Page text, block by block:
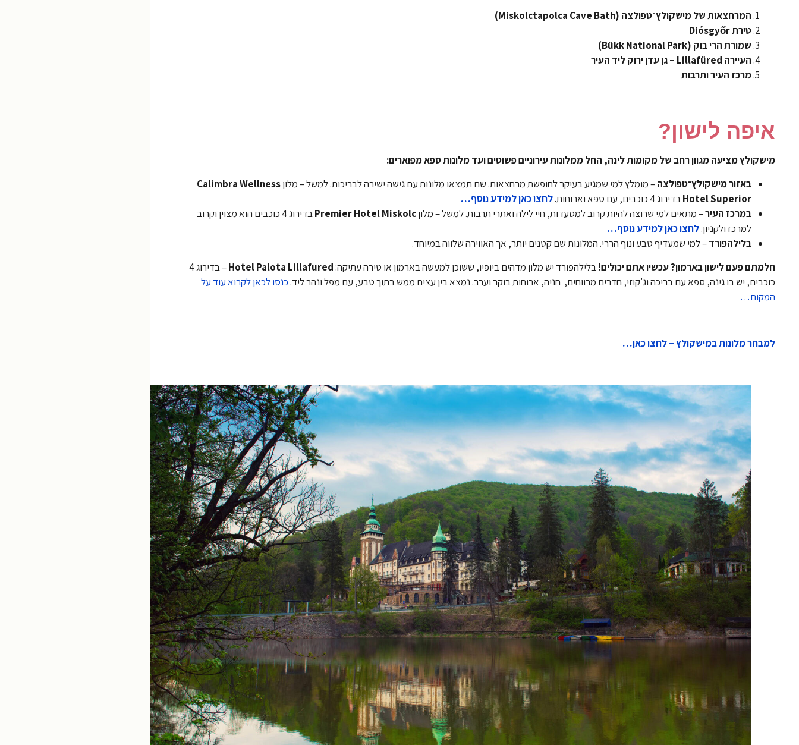
המרחצאות של מישקולץ־טפולצה (Miskolctapolca Cave Bath)
טירת Diósgyőr
שמורת הרי בוק (Bükk National Park)
העיירה Lillafüred – גן עדן ירוק ליד העיר
מרכז העיר ותרבות
איפה לישון?
מישקולץ מציעה מגוון רחב של מקומות לינה, החל ממלונות עירוניים פשוטים ועד מלונות ספא מפוארים:
באזור מישקולץ־טפולצה– מומלץ למי שמגיע בעיקר לחופשת מרחצאות. שם תמצאו מלונות עם גישה ישירה לבריכות. למשל – מלוןCalimbra Wellness
Hotel Superiorבדירוג 4 כוכבים, עם ספא וארוחות.
לחצו כאן למידע נוסף…
במרכז העיר– מתאים למי שרוצה להיות קרוב למסעדות, חיי לילה ואתרי תרבות. למשל – מלוןPremier Hotel Miskolc
בדירוג 4 כוכבים הוא מצוין וקרוב
למרכז ולקניון.לחצו כאן למידע נוסף…
בלילהפורד– למי שמעדיף טבע ונוף הררי. המלונות שם קטנים יותר, אך האווירה שלווה במיוחד.
חלמתם פעם לישון בארמון? עכשיו אתם יכולים!בלילהפורד יש מלון מדהים ביופיו, ששוכן למעשה בארמון או טירה עתיקה: Hotel Palota Lillafured
– בדירוג 4
כוכבים, יש בו גינה, ספא עם בריכה וג'קוזי, חדרים מרווחים, חניה, ארוחות בוקר וערב. נמצא בין עצים ממש בתוך טבע, עם מפל ונהר ליד.כנסו לכאן לקרוא עוד על
המקום…
למבחר מלונות במישקולץ – לחצו כאן…